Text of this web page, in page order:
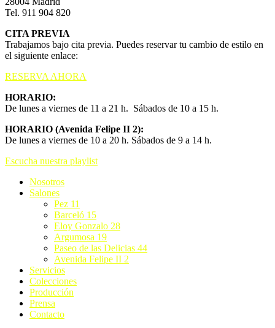
Tel. 911 904 820
CITA PREVIA
Trabajamos bajo cita previa. Puedes reservar tu cambio de estilo en
el siguiente enlace:
RESERVA AHORA
HORARIO:
De lunes a viernes de 11 a 21 h. Sábados de 10 a 15 h.
HORARIO (Avenida Felipe II 2):
De lunes a viernes de 10 a 20 h. Sábados de 9 a 14 h.
Escucha nuestra playlist
Nosotros
Salones
Pez 11
Barceló 15
Eloy Gonzalo 28
Argumosa 19
Paseo de las Delicias 44
Avenida Felipe II 2
Servicios
Colecciones
Producción
Prensa
Contacto